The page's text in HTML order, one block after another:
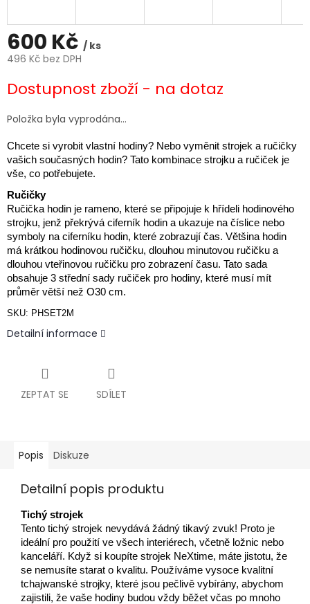
600 Kč / ks
496 Kč bez DPH
cena:
Dostupnost zboží - na dotaz
Položka byla vyprodána…
Chcete si vyrobit vlastní hodiny? Nebo vyměnit strojek a ručičky
vašich současných hodin? Tato kombinace strojku a ručiček je
vše, co potřebujete.
Ručičky
Ručička hodin je rameno, které se připojuje k hřídeli hodinového
strojku, jenž překrývá ciferník hodin a ukazuje na číslice nebo
symboly na ciferníku hodin, které zobrazují čas. Většina hodin
má krátkou hodinovou ručičku, dlouhou minutovou ručičku a
dlouhou vteřinovou ručičku pro zobrazení času. Tato sada
obsahuje 3 střední sady ručiček pro hodiny, které musí mít
průměr větší než O30 cm.
SKU: PHSET2M
Detailní informace
ZEPTAT SE SDÍLET
Popis Diskuze
Detailní popis produktu
Tichý strojek
Tento tichý strojek nevydává žádný tikavý zvuk! Proto je
ideální pro použití ve všech interiérech, včetně ložnic nebo
kanceláří. Když si koupíte strojek NeXtime, máte jistotu, že
se nemusíte starat o kvalitu. Používáme vysoce kvalitní
tchajwanské strojky, které jsou pečlivě vybírány, abychom
zajistili, že vaše hodiny budou vždy běžet včas po mnoho